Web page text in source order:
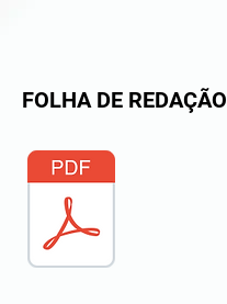
FOLHA DE REDAÇÃO